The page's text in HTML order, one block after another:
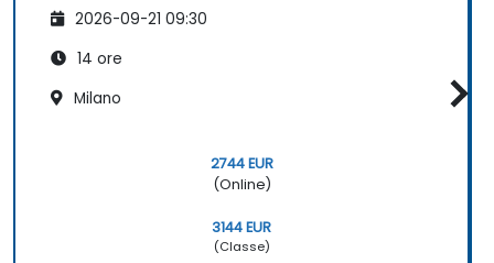
2026-09-21 09:30
14 ore
Milano
2744 EUR
(Online)
3144 EUR
(Classe)